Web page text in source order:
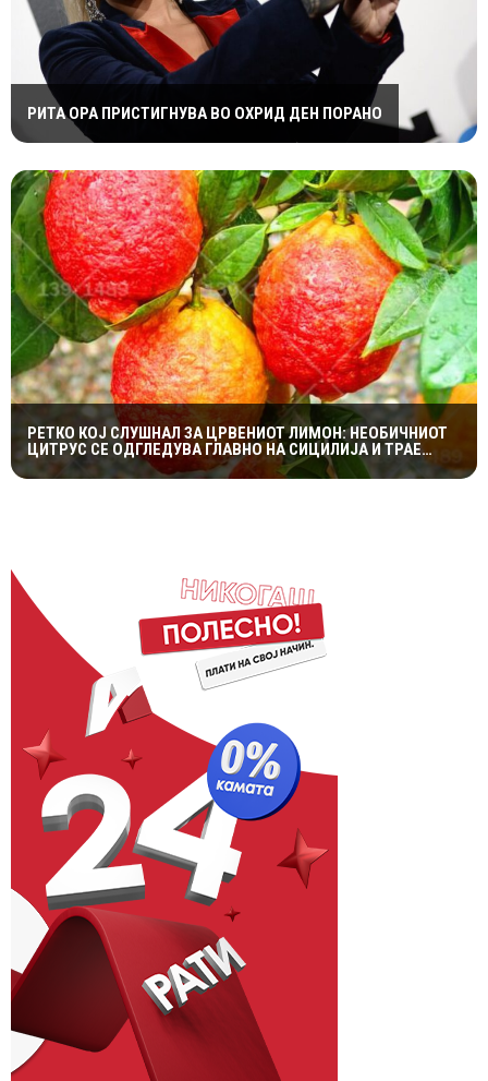
РИТА ОРА ПРИСТИГНУВА ВО ОХРИД ДЕН ПОРАНО
РЕТКО КОЈ СЛУШНАЛ ЗА ЦРВЕНИОТ ЛИМОН: НЕОБИЧНИОТ
ЦИТРУС СЕ ОДГЛЕДУВА ГЛАВНО НА СИЦИЛИЈА И ТРАЕ
САМО НЕКОЛКУ ДЕНА